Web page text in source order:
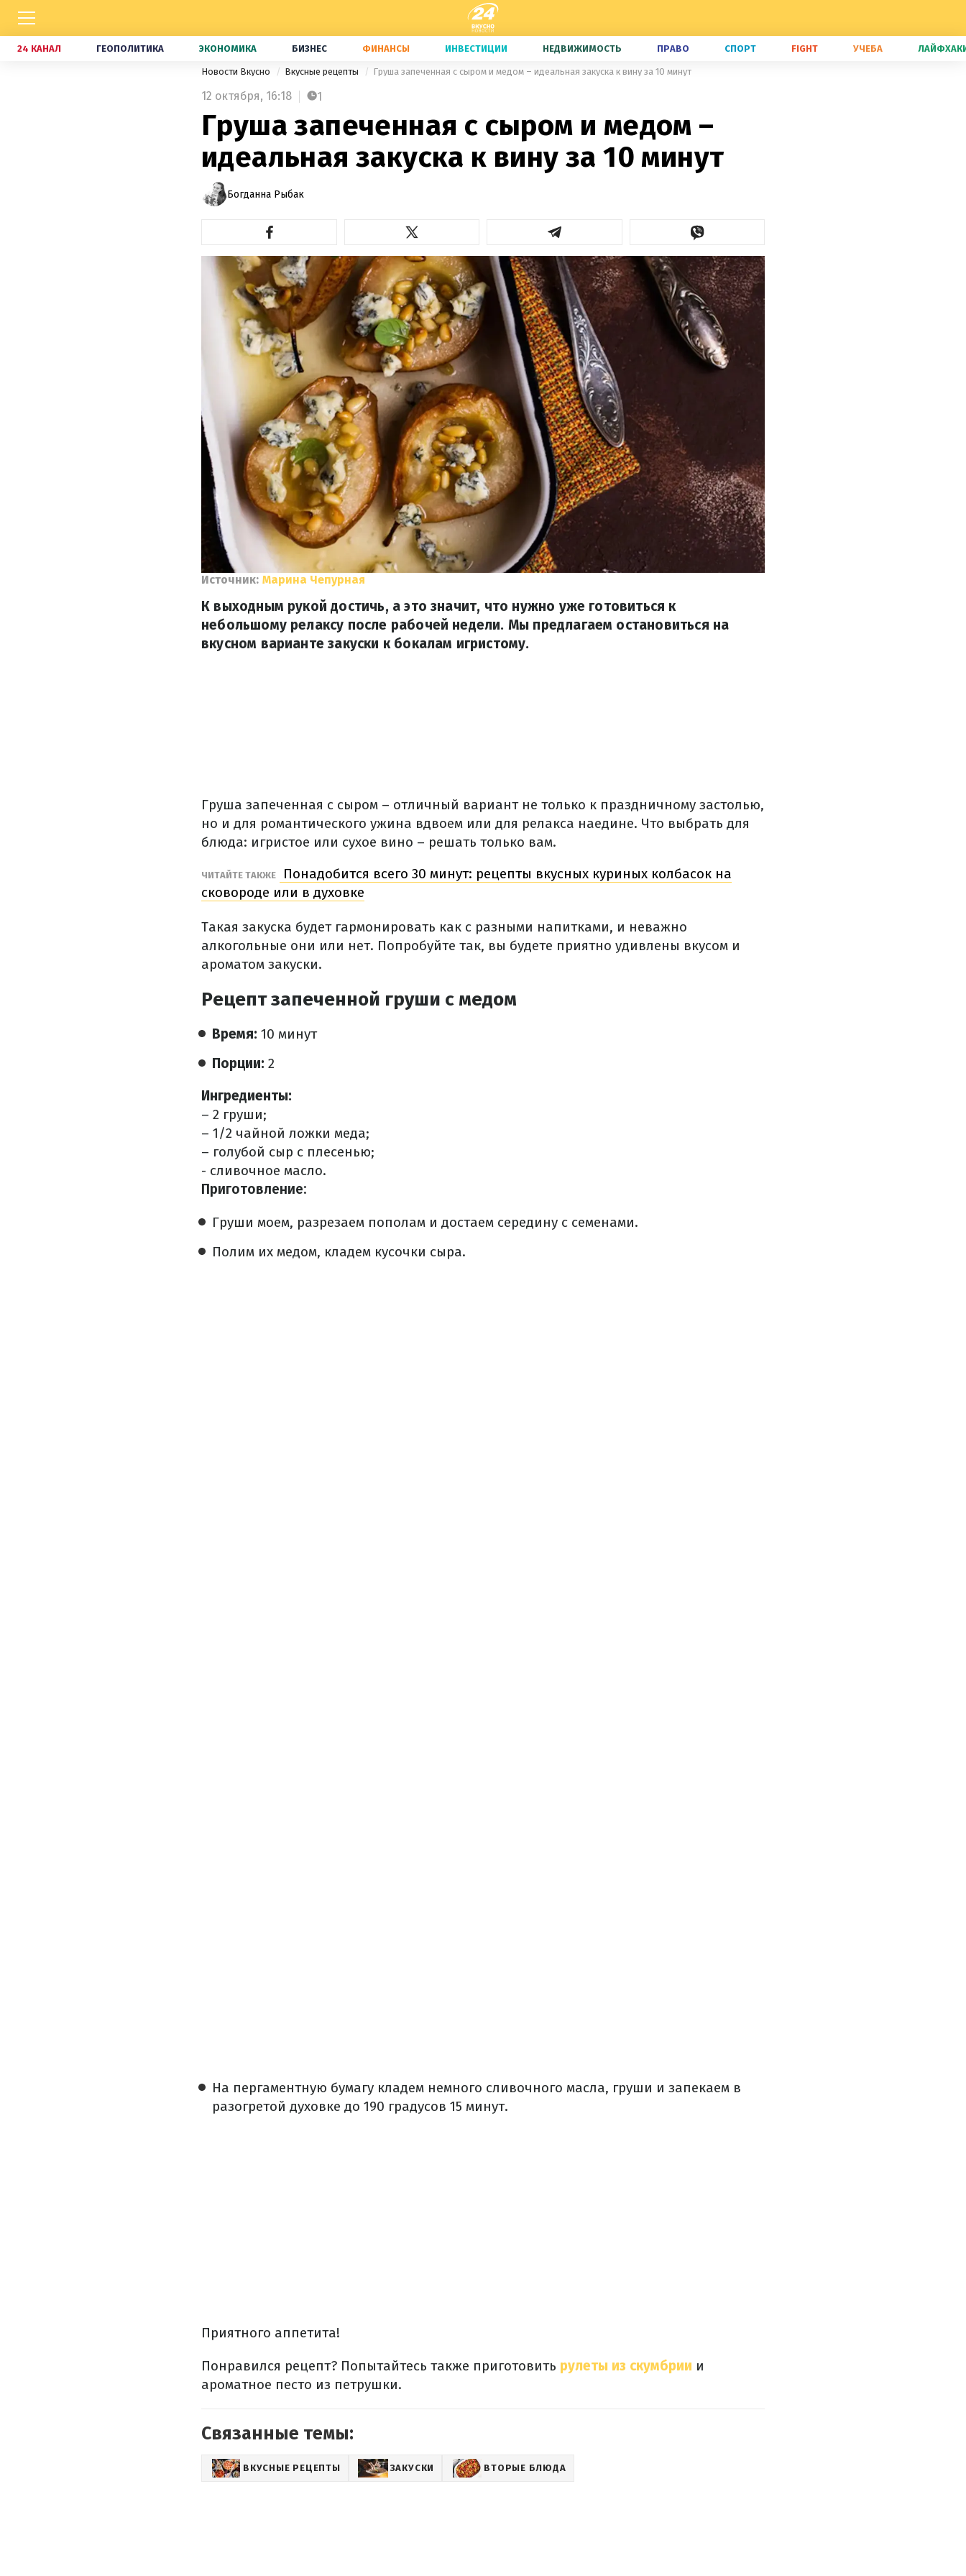
24 КАНАЛ ГЕОПОЛИТИКА ЭКОНОМИКА БИЗНЕС ФИНАНСЫ ИНВЕСТИЦИИ НЕДВИЖИМОСТЬ ПРАВО СПОРТ FIGHT УЧЕБА
Новости Вкусно Вкусные рецепты Груша запеченная с сыром и медом – идеальная закуска к вину за 10 минут
12 октября, 16:18 1
Груша запеченная с сыром и медом –
идеальная закуска к вину за 10 минут
Богданна Рыбак
Источник: Марина Чепурная
К выходным рукой достичь, а это значит, что нужно уже готовиться к
небольшому релаксу после рабочей недели. Мы предлагаем остановиться на
вкусном варианте закуски к бокалам игристому.
Груша запеченная с сыром – отличный вариант не только к праздничному застолью,
но и для романтического ужина вдвоем или для релакса наедине. Что выбрать для
блюда: игристое или сухое вино – решать только вам.
ЧИТАЙТЕ ТАКЖЕ
Понадобится всего 30 минут: рецепты вкусных куриных колбасок на
сковороде или в духовке
Такая закуска будет гармонировать как с разными напитками, и неважно
алкогольные они или нет. Попробуйте так, вы будете приятно удивлены вкусом и
ароматом закуски.
Рецепт запеченной груши с медом
Время: 10 минут
Порции: 2
Ингредиенты:
– 2 груши;
– 1/2 чайной ложки меда;
– голубой сыр с плесенью;
- сливочное масло.
Приготовление:
Груши моем, разрезаем пополам и достаем середину с семенами.
Полим их медом, кладем кусочки сыра.
На пергаментную бумагу кладем немного сливочного масла, груши и запекаем в
разогретой духовке до 190 градусов 15 минут.
Приятного аппетита!
Понравился рецепт? Попытайтесь также приготовить рулеты из скумбрии и
ароматное песто из петрушки.
Связанные темы:
ВКУСНЫЕ РЕЦЕПТЫ ЗАКУСКИ ВТОРЫЕ БЛЮДА